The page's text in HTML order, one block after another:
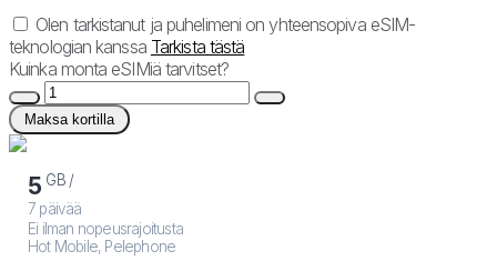
Olen tarkistanut ja puhelimeni on yhteensopiva eSIM-
teknologian kanssa Tarkista tästä
Kuinka monta eSIMiä tarvitset?
Maksa kortilla
5 GB /
7 päivää
Ei ilman nopeusrajoitusta
Hot Mobile, Pelephone